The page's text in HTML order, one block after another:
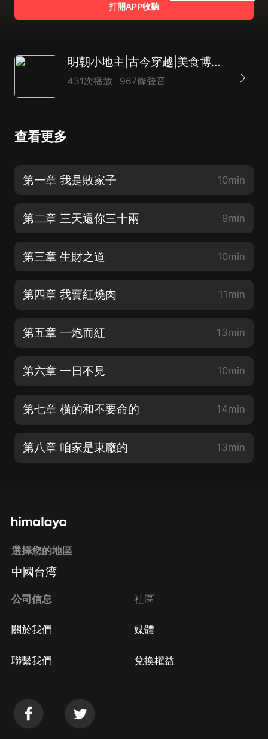
打開APP收聽
明朝小地主|古今穿越|美食博主|玩轉明朝|AI多播
431次播放 967條聲音
查看更多
第一章 我是敗家子 10min
第二章 三天還你三十兩 9min
第三章 生財之道 10min
第四章 我賣紅燒肉 11min
第五章 一炮而紅 13min
第六章 一日不見 10min
第七章 橫的和不要命的 14min
第八章 咱家是東廠的 13min
選擇您的地區
中國台湾
公司信息
關於我們
聯繫我們
社區
媒體
兌換權益